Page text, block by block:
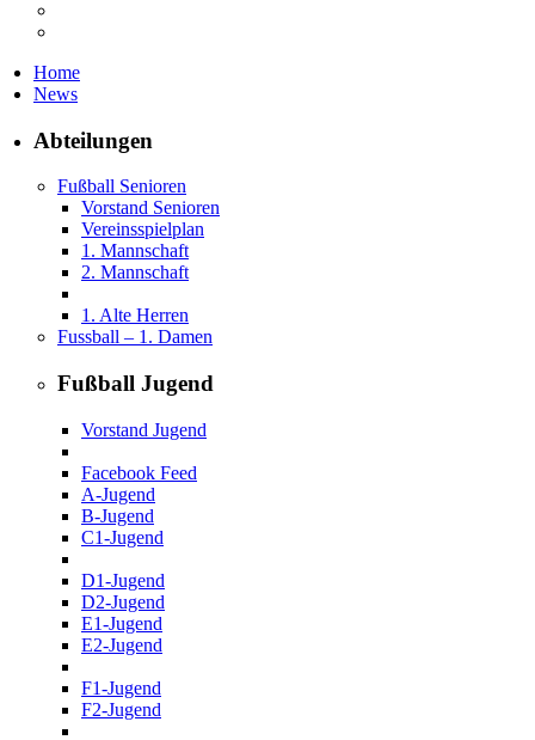
Home
News
Abteilungen
Fußball Senioren
Vorstand Senioren
Vereinsspielplan
1. Mannschaft
2. Mannschaft
1. Alte Herren
Fussball – 1. Damen
Fußball Jugend
Vorstand Jugend
Facebook Feed
A-Jugend
B-Jugend
C1-Jugend
D1-Jugend
D2-Jugend
E1-Jugend
E2-Jugend
F1-Jugend
F2-Jugend